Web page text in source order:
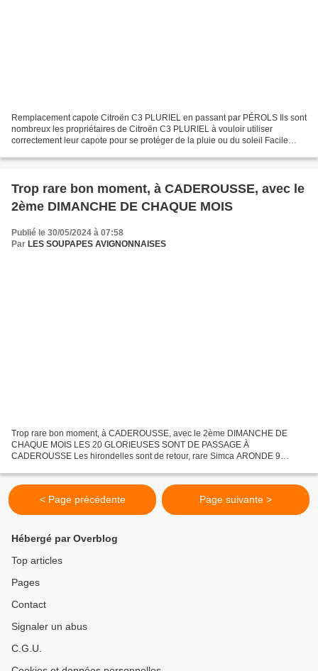
Remplacement capote Citroën C3 PLURIEL en passant par PÉROLS Ils sont
nombreux les propriétaires de Citroën C3 PLURIEL à vouloir utiliser
correctement leur capote pour se protéger de la pluie ou du soleil Facile
Trop rare bon moment, à CADEROUSSE, avec le
2ème DIMANCHE DE CHAQUE MOIS
Publié le 30/05/2024 à 07:58
Par LES SOUPAPES AVIGNONNAISES
Trop rare bon moment, à CADEROUSSE, avec le 2ème DIMANCHE DE
CHAQUE MOIS LES 20 GLORIEUSES SONT DE PASSAGE À
CADEROUSSE Les hirondelles sont de retour, rare Simca ARONDE 9
de calandre...
< Page précédente Page suivante >
Hébergé par Overblog
Top articles
Pages
Contact
Signaler un abus
C.G.U.